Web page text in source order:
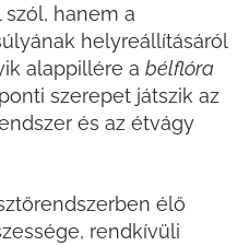
hanem a
helyreállításáról
alappillére a bélflóra
szerepet játszik az
és az étvágy
élő
rendkívüli